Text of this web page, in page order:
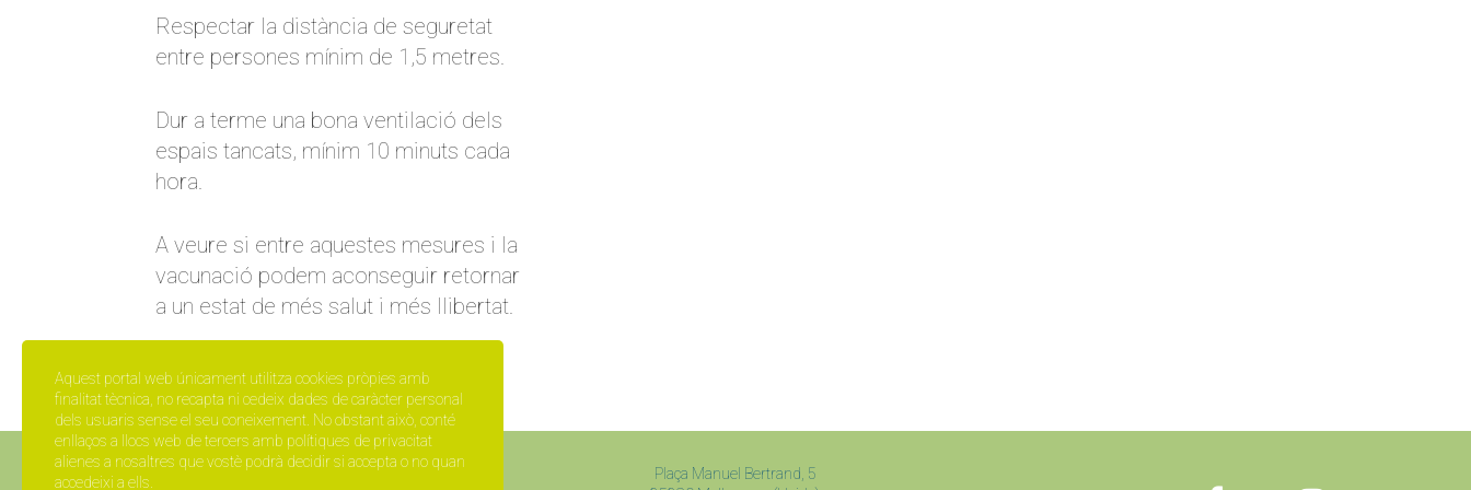
Respectar la distància de seguretat
entre persones mínim de 1,5 metres.
Dur a terme una bona ventilació dels
espais tancats, mínim 10 minuts cada
hora.
A veure si entre aquestes mesures i la
vacunació podem aconseguir retornar
a un estat de més salut i més llibertat.
Plaça Manuel Bertrand, 5
Aquest portal web únicament utilitza cookies pròpies amb
finalitat tècnica, no recapta ni cedeix dades de caràcter personal
dels usuaris sense el seu coneixement. No obstant això, conté
enllaços a llocs web de tercers amb polítiques de privacitat
alienes a nosaltres que vostè podrà decidir si accepta o no quan
accedeixi a ells.